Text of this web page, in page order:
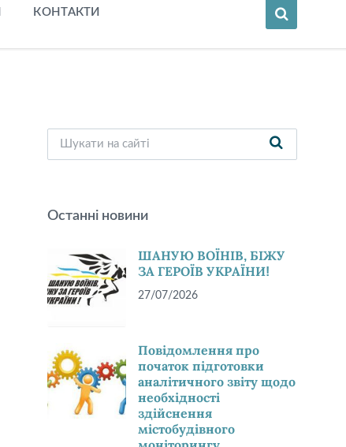
КОНТАКТИ
Останні новини
ШАНУЮ ВОЇНІВ, БІЖУ
ЗА ГЕРОЇВ УКРАЇНИ!
27/07/2026
Повідомлення про
початок підготовки
аналітичного звіту щодо
необхідності
здійснення
містобудівного